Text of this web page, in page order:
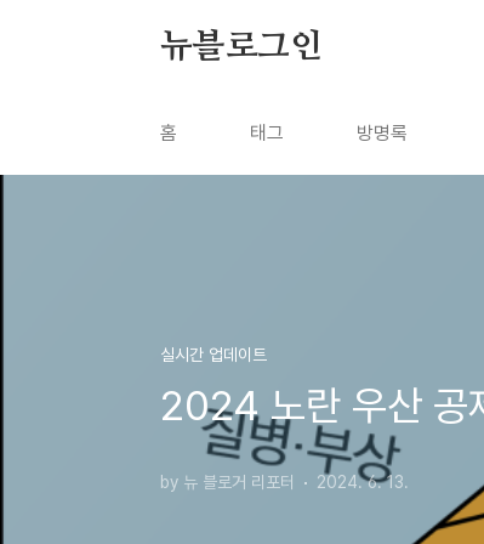
뉴블로그인
홈 태그 방명록
실시간 업데이트
2024 노란 우산 공
by 뉴 블로거 리포터 2024. 6. 13.